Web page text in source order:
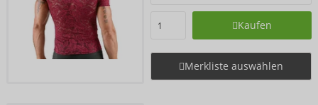
Kaufen
Merkliste auswählen